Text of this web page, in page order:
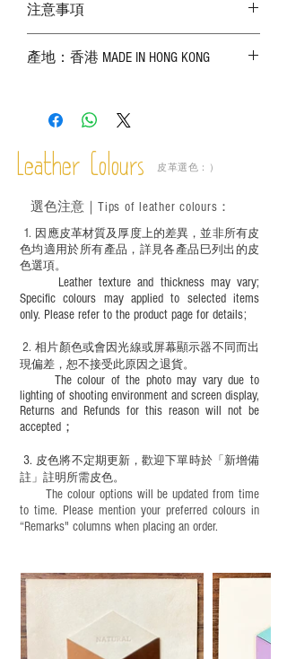
注意事項
實物為準；
－ 植鞣皮革容易受環境、使用程度等產生
成後定期在皮面塗上皮革專用清潔劑及貂
鼠油等；
適合六歲以下兒童使用；六至十二歲兒童
必須由成年人陪同下使用並應小心處理。
產地：香港 MADE IN HONG KONG
Leather Colours 皮革選色：）
1. ​ 因應皮革材質及厚度上的差異，並非所有皮
色均適用於所有產品，詳見各產品巳列出的皮
色選項。
Leather texture and thickness may vary;
Specific colours may applied to selected items
only. Please refer to the product page for details;
​2.相片顏色或會因光線或屏幕顯示器不同而出
現偏差，恕不接受此原因之退貨。
The colour of the photo may vary due to
lighting of shooting environment and screen display,
Returns and Refunds for this reason will not be
accepted；
3. 皮色將不定期更新，歡迎下單時於「新增備
註」註明 所需皮色。
The colour options will be updated from time
to time. Please mention your preferred colours in
“Remarks" columns when placing an order.
選色注意｜ Tips of leather colours ：